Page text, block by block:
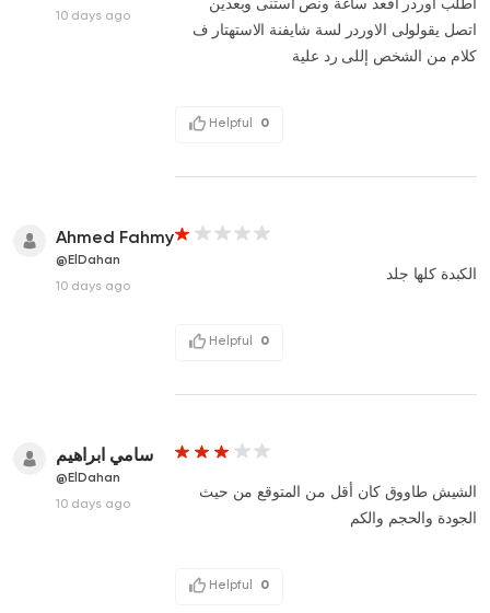
10 days ago
اتصل يقولولى الاوردر لسة شايفنة الاستهتار ف
كلام من الشخص إللى رد علية
Helpful 0
Ahmed Fahmy
@ElDahan
10 days ago
الكبدة كلها جلد
Helpful 0
سامي ابراهيم
@ElDahan
10 days ago
الشيش طاووق كان أقل من المتوقع من حيث
الجودة والحجم والكم
Helpful 0